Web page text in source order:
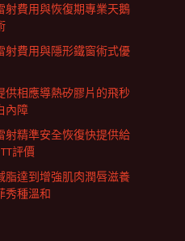
射費用與恢復期專業天鵝
射費用與隱形鐵窗術式優
供相應導熱矽膠片的飛秒
內障
射精準安全恢復快提供給
評價
脂達到增強肌肉潤唇滋養
秀種溫和